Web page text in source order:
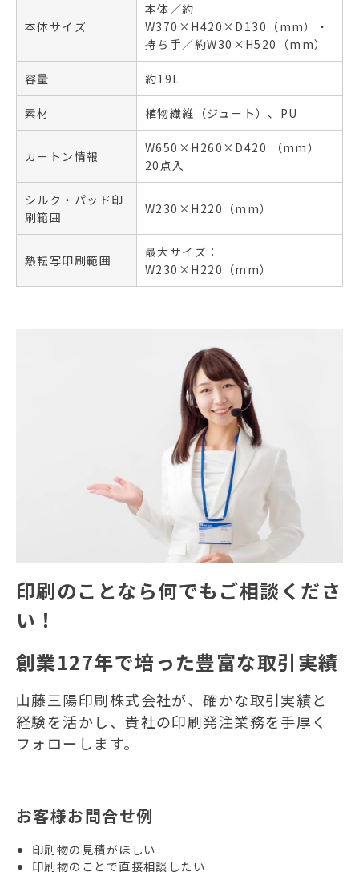
本体サイズ
本体／約
W370×H420×D130（mm）・
持ち手／約W30×H520（mm）
容量 約19L
素材 植物繊維（ジュート）、PU
カートン情報
W650×H260×D420 （mm）
20点入
シルク・パッド印
刷範囲
W230×H220（mm）
熱転写印刷範囲
最大サイズ：
W230×H220（mm）
印刷のことなら何でもご相談くださ
い！
創業127年で培った豊富な取引実績
山藤三陽印刷株式会社が、確かな取引実績と
経験を活かし、貴社の印刷発注業務を手厚く
フォローします。
お客様お問合せ例
印刷物の見積がほしい
印刷物のことで直接相談したい